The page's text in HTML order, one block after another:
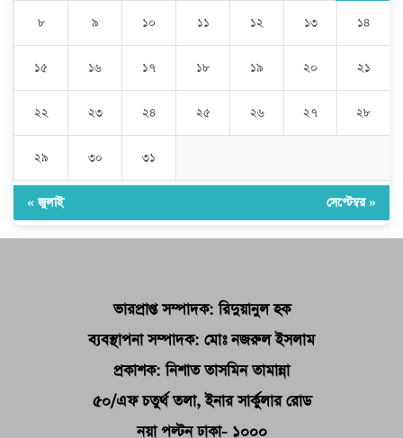
৮ ৯ ১০ ১১ ১২ ১৩ ১৪
১৫ ১৬ ১৭ ১৮ ১৯ ২০ ২১
২২ ২৩ ২৪ ২৫ ২৬ ২৭ ২৮
২৯ ৩০ ৩১
« জুলাই সেপ্টেম্বর »
ভারপ্রাপ্ত সম্পাদক: রিদুয়ানুল হক
ব্যবস্থাপনা সম্পাদক: মোঃ নজরুল ইসলাম
প্রকাশক: নিশাত তাসমিন তামান্না
৫০/এফ চতুর্থ তলা, ইনার সার্কুলার রোড
নয়া পল্টন ঢাকা- ১০০০